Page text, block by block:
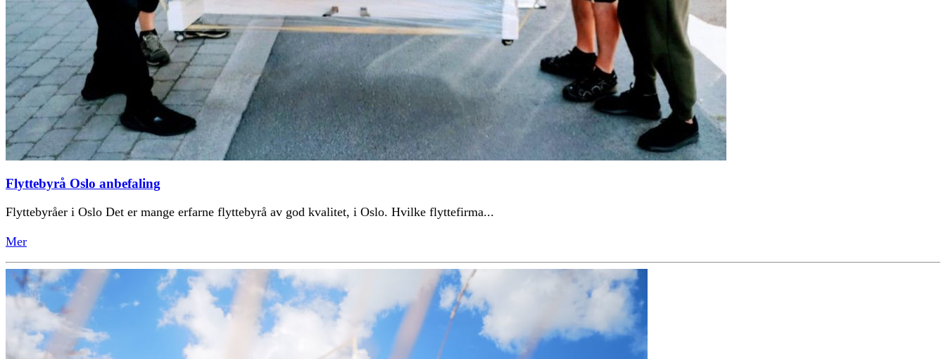
Flyttebyrå Oslo anbefaling
Flyttebyråer i Oslo Det er mange erfarne flyttebyrå av god kvalitet, i Oslo. Hvilke flyttefirma...
Mer